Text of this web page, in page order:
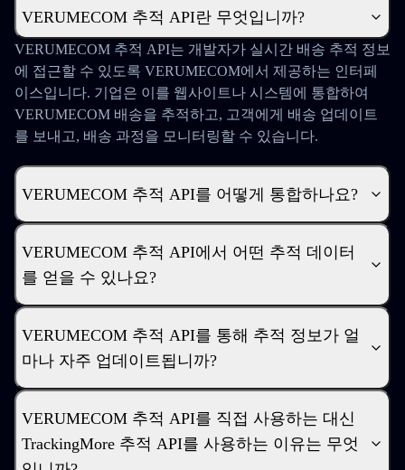
VERUMECOM 추적 API란 무엇입니까?
VERUMECOM 추적 API는 개발자가 실시간 배송 추적 정보
에 접근할 수 있도록 VERUMECOM에서 제공하는 인터페
이스입니다. 기업은 이를 웹사이트나 시스템에 통합하여
VERUMECOM 배송을 추적하고, 고객에게 배송 업데이트
를 보내고, 배송 과정을 모니터링할 수 있습니다.
VERUMECOM 추적 API를 어떻게 통합하나요?
VERUMECOM 추적 API에서 어떤 추적 데이터
를 얻을 수 있나요?
VERUMECOM 추적 API를 통해 추적 정보가 얼
마나 자주 업데이트됩니까?
VERUMECOM 추적 API를 직접 사용하는 대신
TrackingMore 추적 API를 사용하는 이유는 무엇